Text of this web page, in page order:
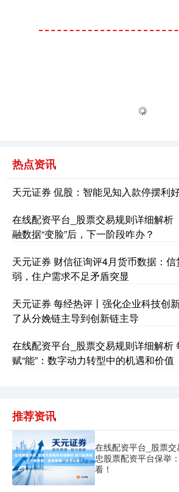
热点资讯
天元证券 侃股：智能见知入款停摆利
在线配资平台_股票交易规则详细解析
融数据“变脸”后，下一阶段咋办？
天元证券 财信征询评4月货币数据：
弱，住户需求不足矛盾突显
天元证券 每经热评丨强化企业科技创
了从分娩链主导到创新链主导
在线配资平台_股票交易规则详细解析
赋“能”：数字动力转型中的机遇和价值
推荐资讯
在线配资平台_股票
忠股票配资平台保举
看！